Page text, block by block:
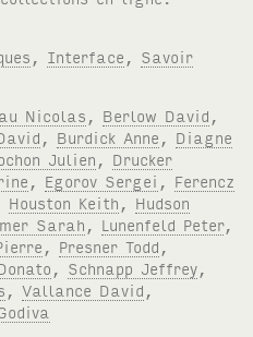
, Interface , Savoir
Nicolas , Berlow David ,
, Burdick Anne , Diagne
Julien , Drucker
, Egorov Sergei , Ferencz
Houston Keith , Hudson
Sarah , Lunenfeld Peter,
, Presner Todd ,
, Schnapp Jeffrey,
,Vallance David ,